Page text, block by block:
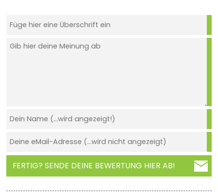
FERTIG? SENDE DEINE BEWERTUNG HIER AB!